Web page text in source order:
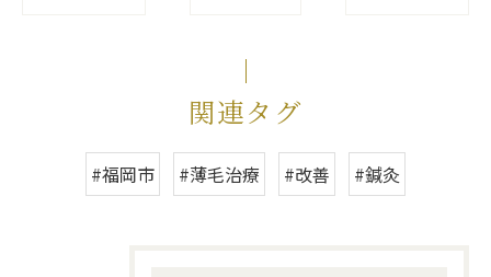
関連タグ
#福岡市 #薄毛治療 #改善 #鍼灸